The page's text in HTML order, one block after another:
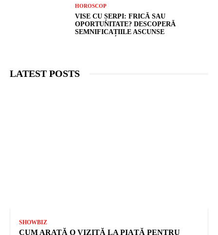
HOROSCOP
VISE CU ȘERPI: FRICĂ SAU
OPORTUNITATE? DESCOPERĂ
SEMNIFICAȚIILE ASCUNSE
LATEST POSTS
SHOWBIZ
CUM ARATĂ O VIZITĂ LA PIAȚĂ PENTRU